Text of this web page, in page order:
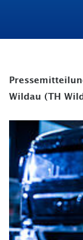
Wildau (TH